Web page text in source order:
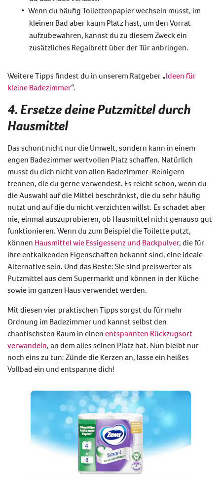
Wenn du häufig Toilettenpapier wechseln musst, im
kleinen Bad aber kaum Platz hast, um den Vorrat
aufzubewahren, kannst du zu diesem Zweck ein
zusätzliches Regalbrett über der Tür anbringen.
Weitere Tipps findest du in unserem Ratgeber „Ideen für
kleine Badezimmer“.
4. Ersetze deine Putzmittel durch
Hausmittel
Das schont nicht nur die Umwelt, sondern kann in einem
engen Badezimmer wertvollen Platz schaffen. Natürlich
musst du dich nicht von allen Badezimmer-Reinigern
trennen, die du gerne verwendest. Es reicht schon, wenn du
die Auswahl auf die Mittel beschränkst, die du sehr häufig
nutzt und auf die du nicht verzichten willst. Es schadet aber
nie, einmal auszuprobieren, ob Hausmittel nicht genauso gut
funktionieren. Wenn du zum Beispiel die Toilette putzt,
können Hausmittel wie Essigessenz und Backpulver, die für
ihre entkalkenden Eigenschaften bekannt sind, eine ideale
Alternative sein. Und das Beste: Sie sind preiswerter als
Putzmittel aus dem Supermarkt und können in der Küche
sowie im ganzen Haus verwendet werden.
Mit diesen vier praktischen Tipps sorgst du für mehr
Ordnung im Badezimmer und kannst selbst den
chaotischsten Raum in einen entspannten Rückzugsort
verwandeln, an dem alles seinen Platz hat. Nun bleibt nur
noch eins zu tun: Zünde die Kerzen an, lasse ein heißes
Vollbad ein und entspanne dich!